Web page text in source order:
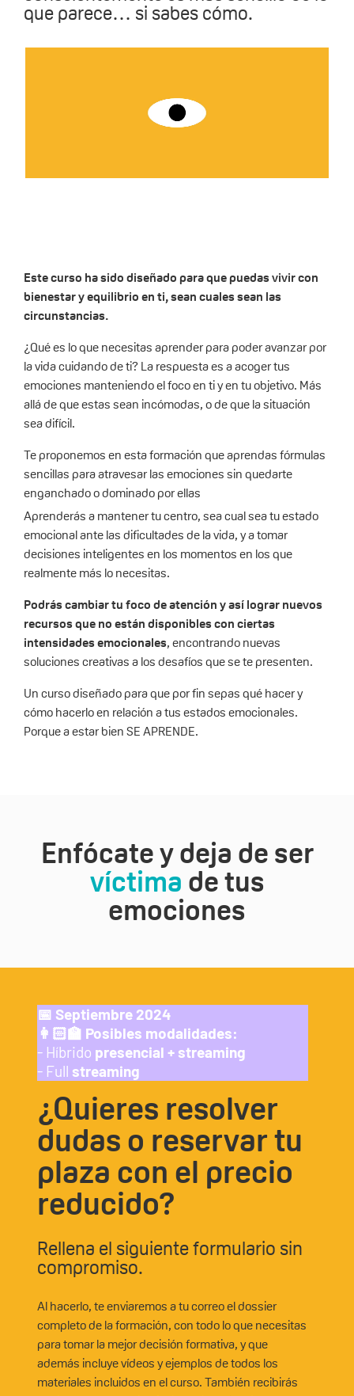
que parece… si sabes cómo.
Este curso ha sido diseñado para que puedas vivir con
bienestar y equilibrio en ti, sean cuales sean las
circunstancias.
¿Qué es lo que necesitas aprender para poder avanzar por
la vida cuidando de ti? La respuesta es a acoger tus
emociones manteniendo el foco en ti y en tu objetivo. Más
allá de que estas sean incómodas, o de que la situación
sea difícil.
Te proponemos en esta formación que aprendas fórmulas
sencillas para atravesar las emociones sin quedarte
enganchado o dominado por ellas
Aprenderás a mantener tu centro, sea cual sea tu estado
emocional ante las dificultades de la vida, y a tomar
decisiones inteligentes en los momentos en los que
realmente más lo necesitas.
Podrás cambiar tu foco de atención y así lograr nuevos
recursos que no están disponibles con ciertas
intensidades emocionales, encontrando nuevas
soluciones creativas a los desafíos que se te presenten.
Un curso diseñado para que por fin sepas qué hacer y
cómo hacerlo en relación a tus estados emocionales.
Porque a estar bien SE APRENDE.
Enfócate y deja de ser
víctima de tus
emociones
📅 Septiembre 2024
👩🏻‍🏫 Posibles modalidades:
- Híbrido presencial + streaming
- Full streaming
¿Quieres resolver
dudas o reservar tu
plaza con el precio
reducido?
Rellena el siguiente formulario sin
compromiso.​
Al hacerlo, te enviaremos a tu correo el dossier
completo de la formación, con todo lo que necesitas
para tomar la mejor decisión formativa, y que
además incluye vídeos y ejemplos de todos los
materiales incluidos en el curso. También recibirás